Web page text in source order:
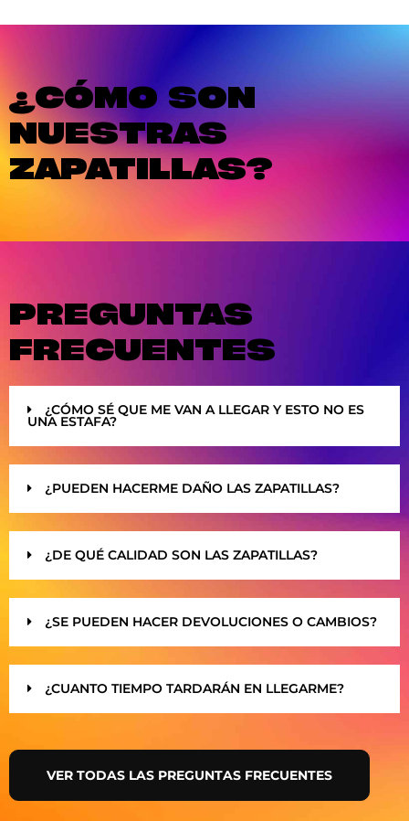
¿CÓMO SON
NUESTRAS
ZAPATILLAS?
PREGUNTAS
FRECUENTES
¿CÓMO SÉ QUE ME VAN A LLEGAR Y ESTO NO ES
UNA ESTAFA?
¿PUEDEN HACERME DAÑO LAS ZAPATILLAS?
¿DE QUÉ CALIDAD SON LAS ZAPATILLAS?
¿SE PUEDEN HACER DEVOLUCIONES O CAMBIOS?
¿CUANTO TIEMPO TARDARÁN EN LLEGARME?
VER TODAS LAS PREGUNTAS FRECUENTES